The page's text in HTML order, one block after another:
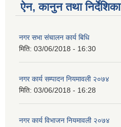
ऐन, कानुन तथा निर्देशिका
नगर सभा संचालन कार्य बिधि
मिति: 03/06/2018 - 16:30
नगर कार्य सम्पादन नियमावली २०७४
मिति: 03/06/2018 - 16:28
नगर कार्य विभाजन नियमावली २०७४